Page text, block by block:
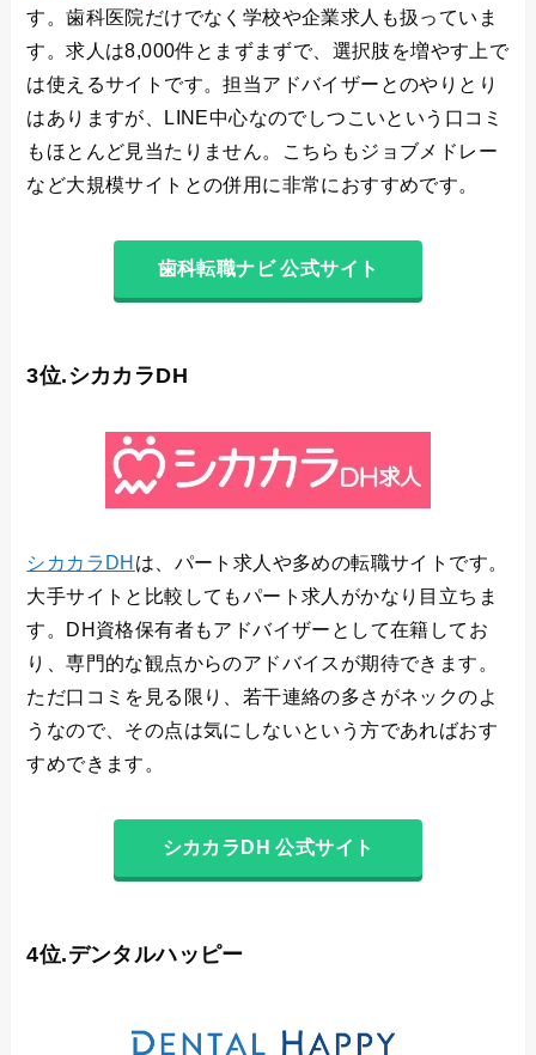
す。歯科医院だけでなく学校や企業求人も扱っていま
す。求人は8,000件とまずまずで、選択肢を増やす上で
は使えるサイトです。担当アドバイザーとのやりとり
はありますが、LINE中心なのでしつこいという口コミ
もほとんど見当たりません。こちらもジョブメドレー
など大規模サイトとの併用に非常におすすめです。
歯科転職ナビ 公式サイト
3位.シカカラDH
シカカラDH は、パート求人や多めの転職サイトです。
大手サイトと比較してもパート求人がかなり目立ちま
す。DH資格保有者もアドバイザーとして在籍してお
り、専門的な観点からのアドバイスが期待できます。
ただ口コミを見る限り、若干連絡の多さがネックのよ
うなので、その点は気にしないという方であればおす
すめできます。
シカカラDH 公式サイト
4位.デンタルハッピー